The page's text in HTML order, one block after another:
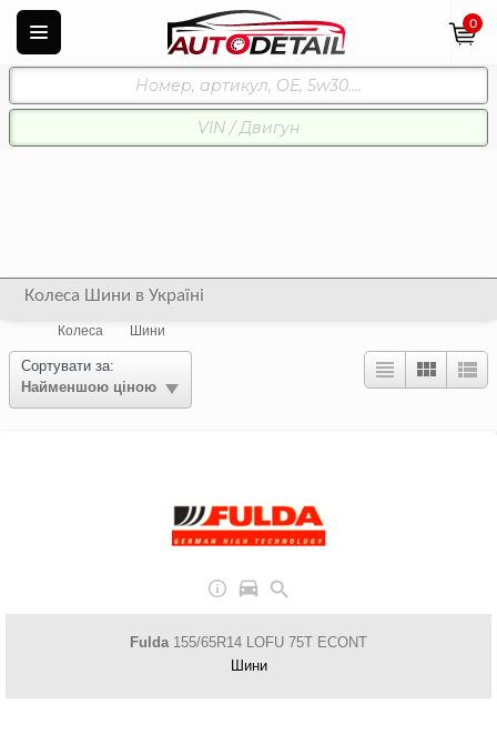
0
Колеса Шини в Україні
Колеса Шини
Сортувати за:
Найменшою ціною
Fulda155/65R14 LOFU 75T ECONT
Шини